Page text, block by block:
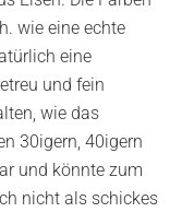
wie eine echte
eine
und fein
wie das
30igern, 40igern
und könnte zum
nicht als schickes